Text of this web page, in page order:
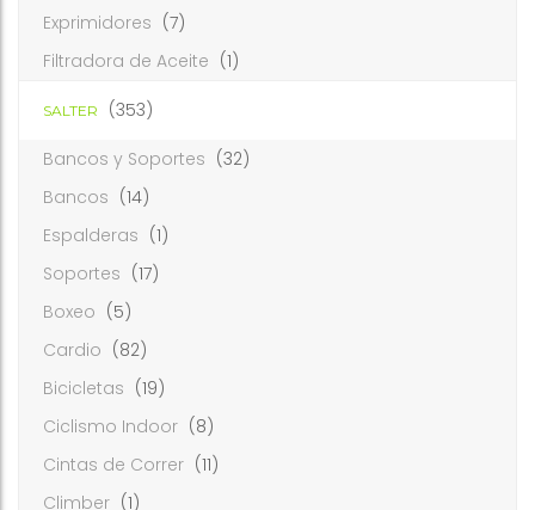
Exprimidores (7)
Filtradora de Aceite (1)
SALTER (353)
Bancos y Soportes (32)
Bancos (14)
Espalderas (1)
Soportes (17)
Boxeo (5)
Cardio (82)
Bicicletas (19)
Ciclismo Indoor (8)
Cintas de Correr (11)
Climber (1)